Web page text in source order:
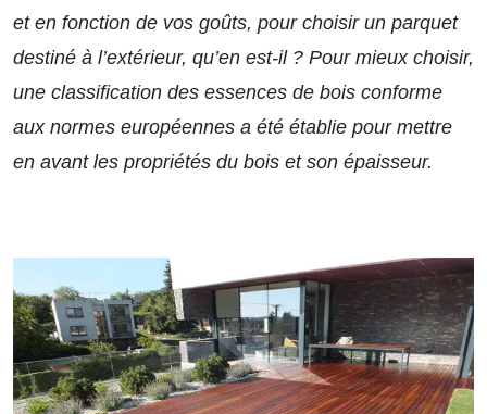
et en fonction de vos goûts, pour choisir un parquet
destiné à l’extérieur, qu’en est-il ? Pour mieux choisir,
une classification des essences de bois conforme
aux normes européennes a été établie pour mettre
en avant les propriétés du bois et son épaisseur.